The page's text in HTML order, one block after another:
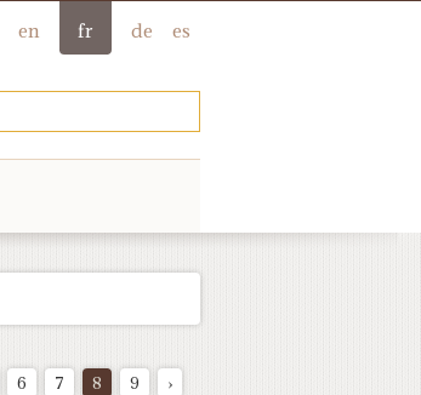
es
de
fr
en
6 7 8 9 ›